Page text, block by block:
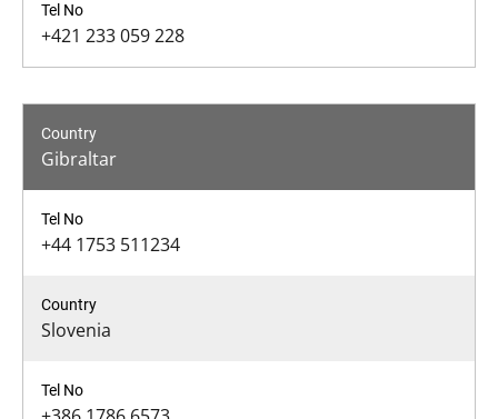
+421 233 059 228
Gibraltar
+44 1753 511234
Slovenia